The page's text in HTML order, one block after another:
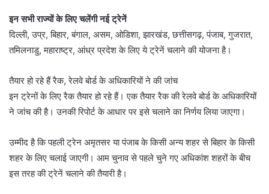
इन सभी राज्यों के लिए चलेंगी नई ट्रेनें
दिल्ली, उप्र, बिहार, बंगाल, असम, ओडिशा, झारखंड, छत्तीसगढ़, पंजाब, गुजरात,
तमिलनाडु, महाराष्ट्र, आंध्र प्रदेश के लिए ये ट्रेनें चलाने की योजना है।
तैयार हो रहे हैं रैक, रेलवे बोर्ड के अधिकारियों ने की जांच
इन ट्रेनों के लिए रैक तैयार हो रहे हैं। एक तैयार रैक की रेलवे बोर्ड के अधिकारियों
ने जांच की है। उनकी रिपोर्ट के आधार पर इसे चलाने का निर्णय लिया जाएगा।
उम्मीद है कि पहली ट्रेन अमृतसर या पंजाब के किसी अन्य शहर से बिहार के किसी
शहर के लिए चलाई जाएगी। आम चुनाव से पहले चुने गए अधिकांश शहरों के बीच
इस तरह की ट्रेनें चलाने की तैयारी है।